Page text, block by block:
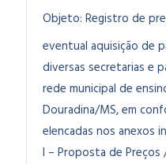
Objeto: Registro de
eventual aquisição de
diversas secretarias e
rede municipal de
Douradina/MS, em
elencadas nos anexos
I – Proposta de Preços